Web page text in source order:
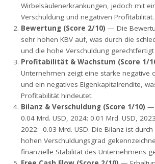
Wirbelsäulenerkrankungen, jedoch mit
Verschuldung und negativen Profitabilität.
Bewertung (Score 2/10) — Die
sehr hohen KBV auf, was durch die
und die hohe Verschuldung gerechtfertigt
Profitabilität & Wachstum (Score 1/
Unternehmen zeigt eine starke negative
und ein negatives Eigenkapitalrendite,
Profitabilität hindeutet.
Bilanz & Verschuldung (Score 1/10) —
0.04 Mrd. USD, 2024: 0.01 Mrd. USD,
2022: -0.03 Mrd. USD. Die Bilanz ist
hohen Verschuldungsgrad
finanzielle Stabilität des Unternehmens